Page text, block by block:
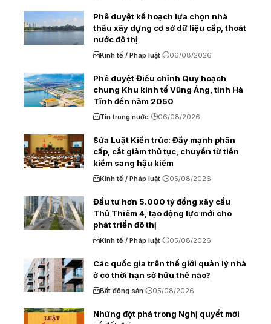
Phê duyệt kế hoạch lựa chọn nhà
thầu xây dựng cơ sở dữ liệu cấp, thoát
nước đô thị
Kinh tế / Pháp luật 06/08/2026
Phê duyệt Điều chỉnh Quy hoạch
chung Khu kinh tế Vũng Áng, tỉnh Hà
Tĩnh đến năm 2050
Tin trong nước 06/08/2026
Sửa Luật Kiến trúc: Đẩy mạnh phân
cấp, cắt giảm thủ tục, chuyển từ tiền
kiểm sang hậu kiểm
Kinh tế / Pháp luật 05/08/2026
Đầu tư hơn 5.000 tỷ đồng xây cầu
Thủ Thiêm 4, tạo động lực mới cho
phát triển đô thị
Kinh tế / Pháp luật 05/08/2026
Các quốc gia trên thế giới quản lý nhà
ở có thời hạn sở hữu thế nào?
Bất động sản 05/08/2026
Những đột phá trong Nghị quyết mới